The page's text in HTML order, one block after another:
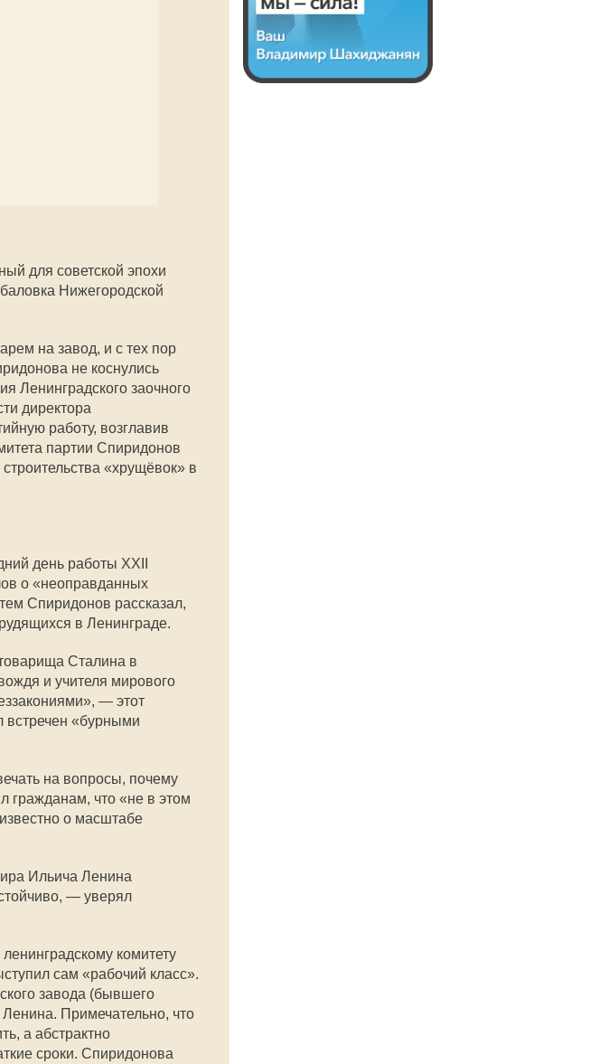
для советской эпохи
Нижегородской
на завод, и с тех пор
не коснулись
Ленинградского заочного
директора
работу, возглавив
партии Спиридонов
«хрущёвок» в
день работы XXII
о «неоправданных
Спиридонов рассказал,
в Ленинграде.
Сталина в
и учителя мирового
— этот
встречен «бурными
на вопросы, почему
гражданам, что «не в этом
о масштабе
Ильича Ленина
— уверял
комитету
сам «рабочий класс».
завода (бывшего
Примечательно, что
а абстрактно
сроки. Спиридонова